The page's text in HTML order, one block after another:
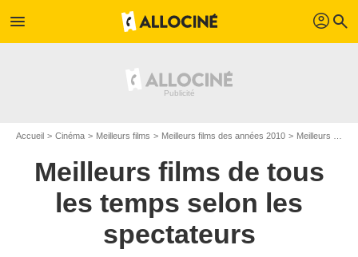
menu profil search
Accueil Cinéma Meilleurs films Meilleurs films des années 2010 Meilleurs films de 2019
Meilleurs films de tous
les temps selon les
spectateurs